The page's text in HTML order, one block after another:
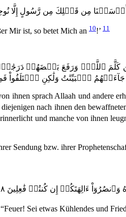
مِن قَبۡلِكَ مِن رَّسُولٍ إِلَّا نُوحِيٓ
Mir ist, so betet Mich an 10!’ 11
ٱللَّهُۖ وَرَفَعَ بَعۡضَهُمۡ دَرَجَٰتٖۚ
ٱلۡبَيِّنَٰتُ وَلَٰكِنِ ٱخۡتَلَفُواْ
ihnen sprach Allaah und andere
nach ihnen den
und manche von ihnen
Sendung bzw. ihrer
إِن كُنتُمۡ فَٰعِلِينَ ٦٨ قُلۡنَا يَٰنَارُ كُونِي بَرۡدٗا وَسَلَٰمًا عَلَىٰٓ إِبۡرَٰهِيمَ ٦٩
Sei etwas Kühlendes und